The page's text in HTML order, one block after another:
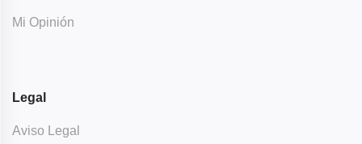
Mi Opinión
Legal
Aviso Legal